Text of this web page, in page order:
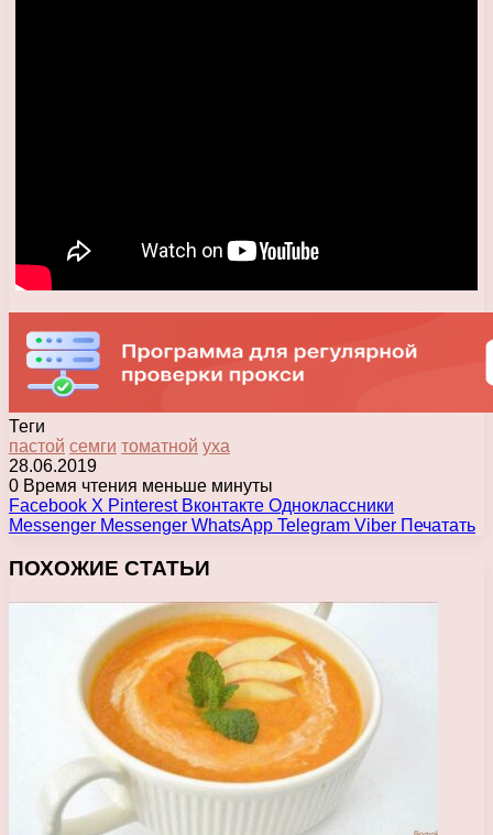
Теги
пастой семги томатной уха
28.06.2019
0 Время чтения меньше минуты
Facebook X Pinterest Вконтакте Одноклассники
Messenger Messenger WhatsApp Telegram Viber Печатать
ПОХОЖИЕ СТАТЬИ